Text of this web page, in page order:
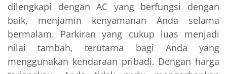
dilengkapi dengan AC yang berfungsi dengan
baik, menjamin kenyamanan Anda selama
bermalam. Parkiran yang cukup luas menjadi
nilai tambah, terutama bagi Anda yang
menggunakan kendaraan pribadi. Dengan harga